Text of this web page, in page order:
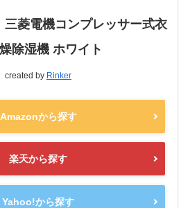
菱電機コンプレッサー式衣
除湿機 ホワイト
created by Rinker
Amazonから探す
楽天から探す
Yahoo!から探す